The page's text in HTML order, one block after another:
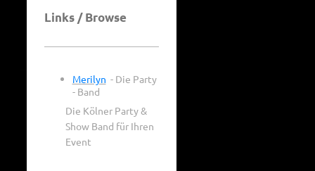
Links / Browse
Merilyn - Die Party
- Band
Die Kölner Party &
Show Band für Ihren
Event